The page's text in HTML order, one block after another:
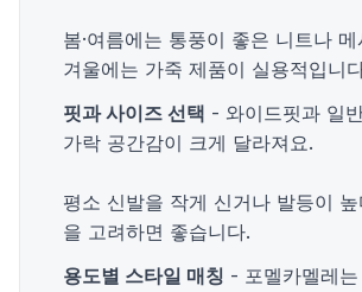
봄·여름에는 통풍이 좋은 니트나 메
겨울에는 가죽 제품이 실용적입니
핏과 사이즈 선택 - 와이드핏과 일
가락 공간감이 크게 달라져요.
평소 신발을 작게 신거나 발등이
을 고려하면 좋습니다.
용도별 스타일 매칭 - 포멜카멜레